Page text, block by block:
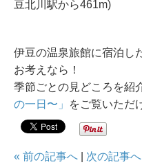
豆北川駅から461m)
伊豆の温泉旅館に宿泊し
お考えなら！
季節ごとの見どころを紹
の一日〜」
をご覧いただ
« 前の記事へ 次の記事